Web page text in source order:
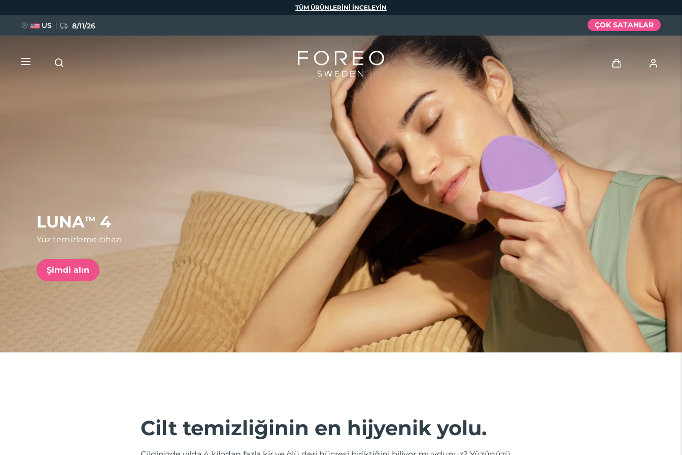
LUNATM 4
Yüz temizleme cihazı
Şimdi alın
Cilt temizliğinin en hijyenik yolu.
TÜM ÜRÜNLERINI INCELEYIN
US 8/11/26 ÇOK SATANLAR
Siparişlerim
Adresim
Aboneliklerim
issa™ Teeth Whitening Set
FAQ™ Dual LED Panel
POPÜLER